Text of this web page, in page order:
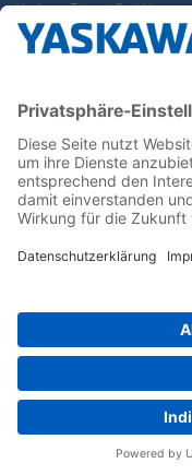
Yaskawa Europe GmbH
Karriere
Newsletter
Follow us on...
Home Impressum
Whistleblowing
Yaskawa Europe GmbH